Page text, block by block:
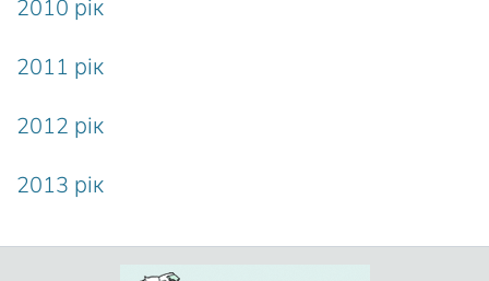
2010 рік
2011 рік
2012 рік
2013 рік